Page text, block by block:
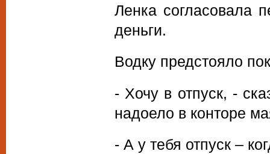
Ленка согласовала
деньги.
Водку предстояло
- Хочу в отпуск, -
надоело в конторе
- А у тебя отпуск –